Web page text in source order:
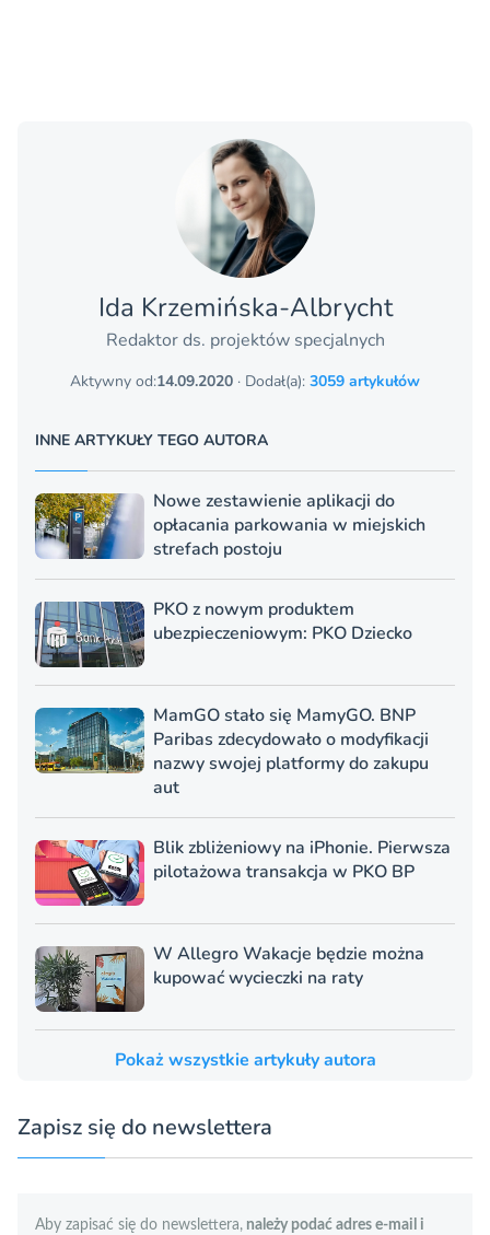
Ida Krzemińska-Albrycht
Redaktor ds. projektów specjalnych
Aktywny od:14.09.2020 · Dodał(a): 3059 artykułów
INNE ARTYKUŁY TEGO AUTORA
Nowe zestawienie aplikacji do
opłacania parkowania w miejskich
strefach postoju
PKO z nowym produktem
ubezpieczeniowym: PKO Dziecko
MamGO stało się MamyGO. BNP
Paribas zdecydowało o modyfikacji
nazwy swojej platformy do zakupu
aut
Blik zbliżeniowy na iPhonie. Pierwsza
pilotażowa transakcja w PKO BP
W Allegro Wakacje będzie można
kupować wycieczki na raty
Pokaż wszystkie artykuły autora
Zapisz się do newslettera
Aby zapisać się do newslettera, należy podać adres e-mail i